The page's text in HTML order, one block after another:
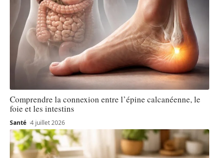
Comprendre la connexion entre l’épine calcanéenne, le
foie et les intestins
Santé 4 juillet 2026